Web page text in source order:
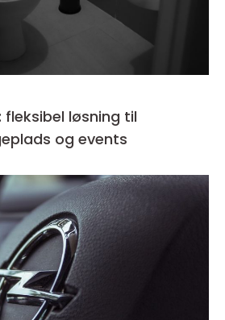
fleksibel løsning til
og events